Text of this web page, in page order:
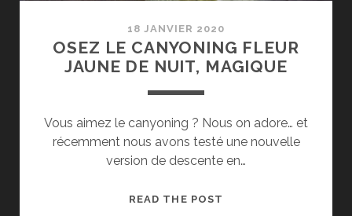
18 JANVIER 2020
OSEZ LE CANYONING FLEUR
JAUNE DE NUIT, MAGIQUE
Vous aimez le canyoning ? Nous on adore… et
récemment nous avons testé une nouvelle
version de descente en…
READ THE POST